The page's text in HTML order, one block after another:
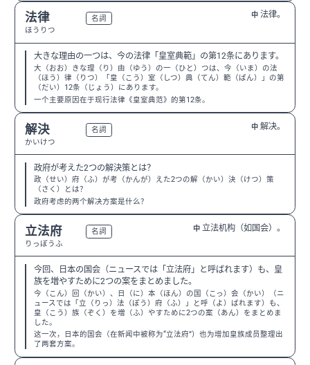
法律
ほうりつ
名詞 中 法律。
大きな理由の一つは、今の法律「皇室典範」の第12条にあります。
大（おお）きな理（り）由（ゆう）の一（ひと）つは、今（いま）の法
（ほう）律（りつ）「皇（こう）室（しつ）典（てん）範（ぱん）」の第
（だい）12条（じょう）にあります。
一个主要原因在于现行法律《皇室典范》的第12条。
解決
かいけつ
名詞 中 解决。
政府が考えた2つの解決策とは？
政（せい）府（ふ）が考（かんが）えた2つの解（かい）決（けつ）策
（さく）とは？
政府考虑的两个解决方案是什么？
立法府
りっぽうふ
名詞 中 立法机构（如国会）。
今回、日本の国会（ニュースでは「立法府」と呼ばれます）も、皇
族を増やすために2つの案をまとめました。
今（こん）回（かい）、日（に）本（ほん）の国（こっ）会（かい）（ニ
ュースでは「立（りっ）法（ぽう）府（ふ）」と呼（よ）ばれます）も、
皇（こう）族（ぞく）を増（ふ）やすために2つの案（あん）をまとめま
した。
这一次，日本的国会（在新闻中被称为“立法府”）也为增加皇族成员整理出
了两套方案。